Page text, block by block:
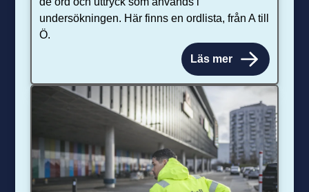
undersökningen. Här finns en ordlista, från A till
Ö.
Läs mer